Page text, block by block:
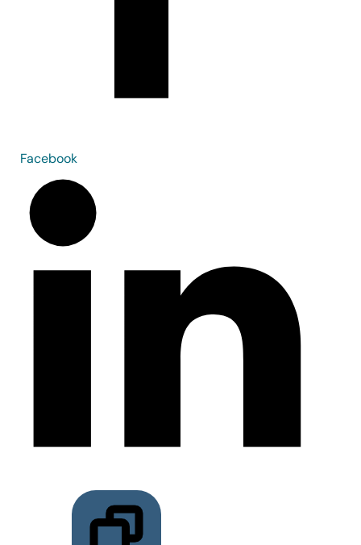
Facebook